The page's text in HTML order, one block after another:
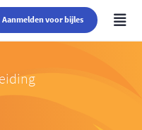
Aanmelden voor bijles